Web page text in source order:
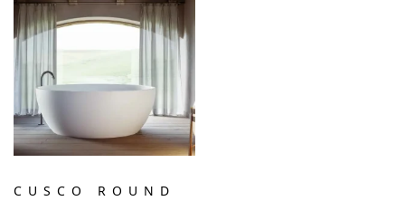
CUSCO ROUND